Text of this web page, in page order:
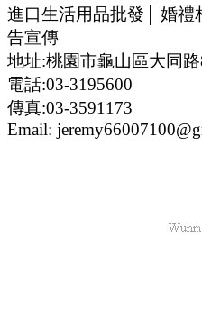
進口生活用品批發│ 婚
告宣傳
地址:桃園市龜山區大同
電話:03-3195600
傳真:03-3591173
Email: